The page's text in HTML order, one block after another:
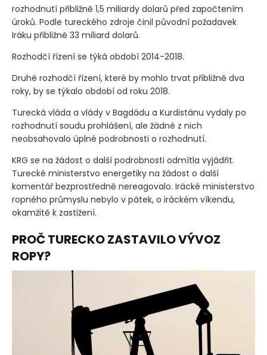
rozhodnutí přibližně 1,5 miliardy dolarů před započtením
úroků. Podle tureckého zdroje činil původní požadavek
Iráku přibližně 33 miliard dolarů.
Rozhodčí řízení se týká období 2014-2018.
Druhé rozhodčí řízení, které by mohlo trvat přibližně dva
roky, by se týkalo období od roku 2018.
Turecká vláda a vlády v Bagdádu a Kurdistánu vydaly po
rozhodnutí soudu prohlášení, ale žádné z nich
neobsahovalo úplné podrobnosti o rozhodnutí.
KRG se na žádost o další podrobnosti odmítla vyjádřit.
Turecké ministerstvo energetiky na žádost o další
komentář bezprostředně nereagovalo. Irácké ministerstvo
ropného průmyslu nebylo v pátek, o iráckém víkendu,
okamžitě k zastižení.
PROČ TURECKO ZASTAVILO VÝVOZ
ROPY?